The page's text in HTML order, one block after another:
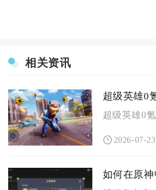
相关资讯
2026-07-23